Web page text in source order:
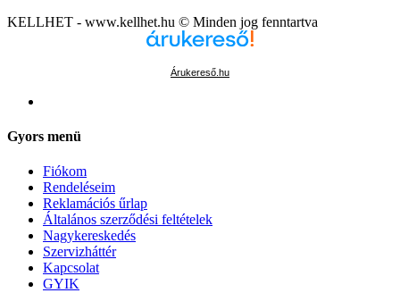
KELLHET - www.kellhet.hu © Minden jog fenntartva
Árukereső.hu
Gyors menü
Fiókom
Rendeléseim
Reklamációs űrlap
Általános szerződési feltételek
Nagykereskedés
Szervizháttér
Kapcsolat
GYIK